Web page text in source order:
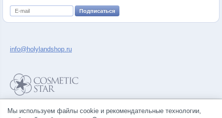
Правила продажи товаров
info@holylandshop.ru
Мы используем файлы cookie и рекомендательные технологии,